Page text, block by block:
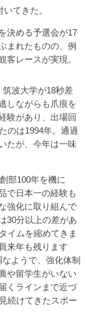
てきた。
決める予選会が17
まれたものの、例
客レースが実現。
波大学が18秒差
しながらも爪痕を
験があり、出場回
のは1994年。通過
たが、今年は一味
部100年を機に
で日本一の経験も
強化に取り組んで
30分以上の差があ
イムを縮めてきま
来年も残ります
ようで、強化体制
や留学生がいない
くラインまで近づ
続けてきたスポー